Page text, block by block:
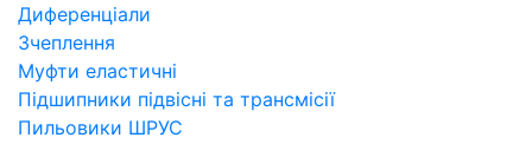
Диференціали
Зчеплення
Муфти еластичні
Підшипники підвісні та трансмісії
Пильовики ШРУС